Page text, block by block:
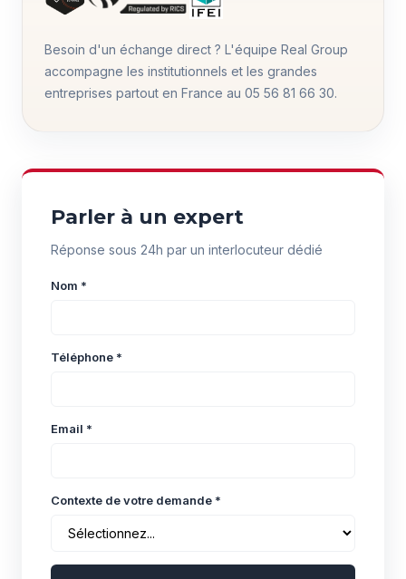
Besoin d'un échange direct ? L'équipe Real Group
accompagne les institutionnels et les grandes
entreprises partout en France au 05 56 81 66 30.
Parler à un expert
Réponse sous 24h par un interlocuteur dédié
Nom *
Téléphone *
Email *
Contexte de votre demande *